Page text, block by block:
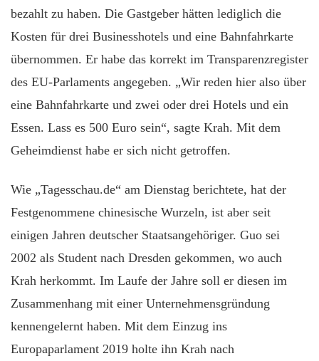
bezahlt zu haben. Die Gastgeber hätten lediglich die
Kosten für drei Businesshotels und eine Bahnfahrkarte
übernommen. Er habe das korrekt im Transparenzregister
des EU-Parlaments angegeben. „Wir reden hier also über
eine Bahnfahrkarte und zwei oder drei Hotels und ein
Essen. Lass es 500 Euro sein“, sagte Krah. Mit dem
Geheimdienst habe er sich nicht getroffen.
Wie „Tagesschau.de“ am Dienstag berichtete, hat der
Festgenommene chinesische Wurzeln, ist aber seit
einigen Jahren deutscher Staatsangehöriger. Guo sei
2002 als Student nach Dresden gekommen, wo auch
Krah herkommt. Im Laufe der Jahre soll er diesen im
Zusammenhang mit einer Unternehmensgründung
kennengelernt haben. Mit dem Einzug ins
Europaparlament 2019 holte ihn Krah nach